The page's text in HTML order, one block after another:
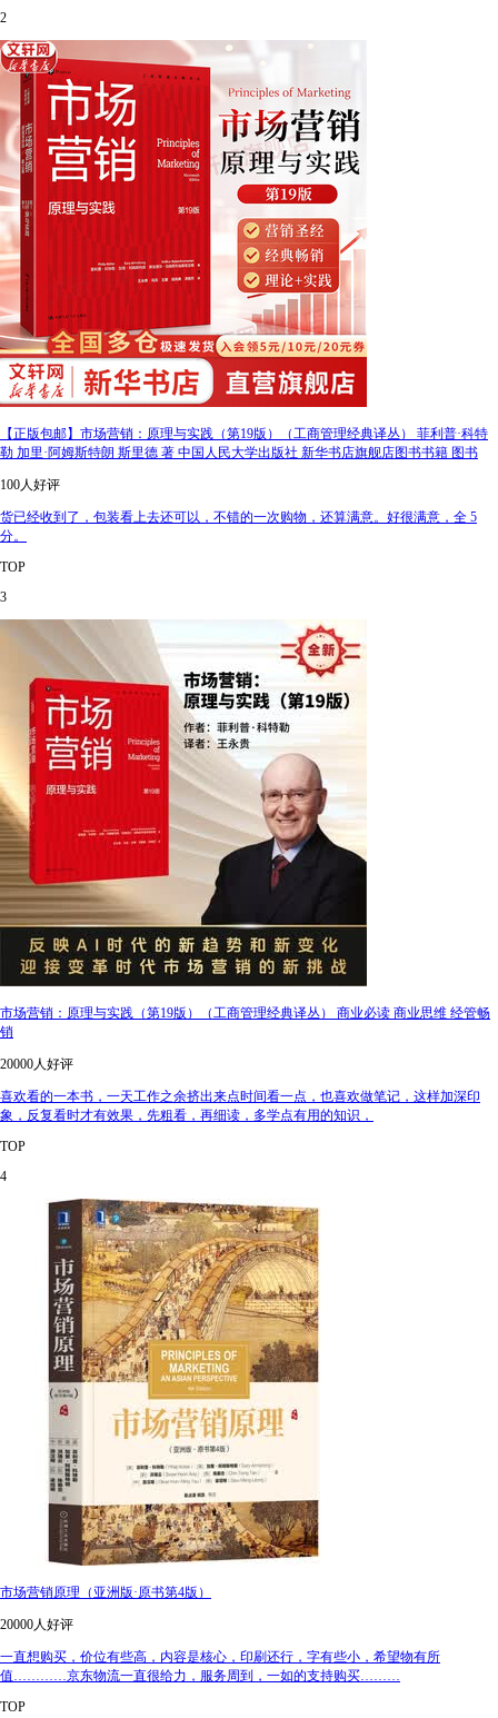
2
【正版包邮】市场营销：原理与实践（第19版）（工商管理经典译丛） 菲利普·科特
勒 加里·阿姆斯特朗 斯里德 著 中国人民大学出版社 新华书店旗舰店图书书籍 图书
100人好评
货已经收到了，包装看上去还可以，不错的一次购物，还算满意。好很满意，全 5
分。
TOP
3
市场营销：原理与实践（第19版）（工商管理经典译丛） 商业必读 商业思维 经管畅
销
20000人好评
喜欢看的一本书，一天工作之余挤出来点时间看一点，也喜欢做笔记，这样加深印
象，反复看时才有效果，先粗看，再细读，多学点有用的知识，
TOP
4
市场营销原理（亚洲版·原书第4版）
20000人好评
一直想购买，价位有些高，内容是核心，印刷还行，字有些小，希望物有所
值…………京东物流一直很给力，服务周到，一如的支持购买………
TOP